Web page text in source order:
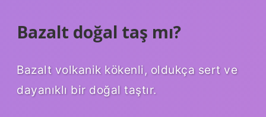
Bazalt doğal taş mı?
Bazalt volkanik kökenli, oldukça sert ve
dayanıklı bir doğal taştır.